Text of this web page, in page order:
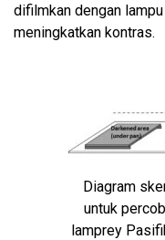
difilmkan dengan
meningkatkan kontras.
Diagram
untuk
lamprey